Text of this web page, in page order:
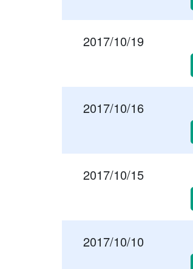
2017/10/19
2017/10/16
2017/10/15
2017/10/10